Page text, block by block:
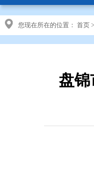
您现在所在的位置： 首页 >
盘锦